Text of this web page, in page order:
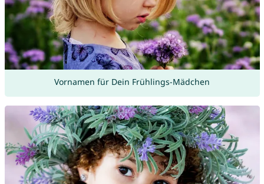
Vornamen für Dein Frühlings-Mädchen